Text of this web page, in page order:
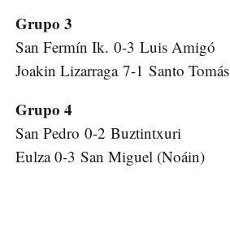
Grupo 3
San Fermín Ik. 0-3 Luis Amigó
Joakin Lizarraga 7-1 Santo Tomás
Grupo 4
San Pedro 0-2 Buztintxuri
Eulza 0-3 San Miguel (Noáin)